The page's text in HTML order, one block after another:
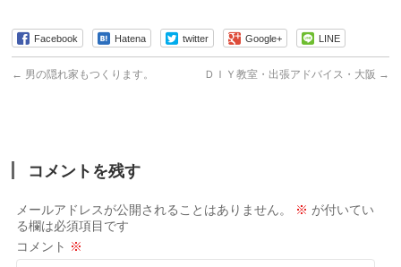
Facebook Hatena twitter Google+ LINE
← 男の隠れ家もつくります。 ＤＩＹ教室・出張アドバイス・大阪 →
コメントを残す
メールアドレスが公開されることはありません。 ※ が付いてい
る欄は必須項目です
コメント ※